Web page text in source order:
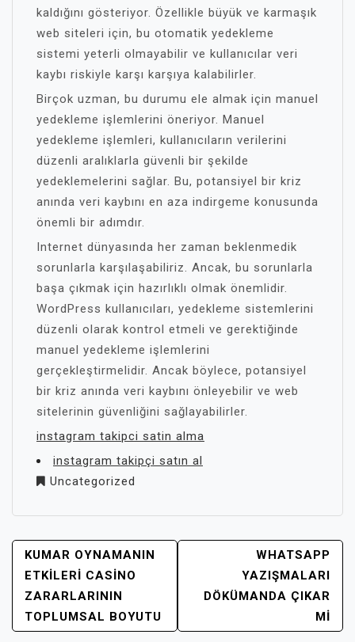
kaldığını gösteriyor. Özellikle büyük ve karmaşık
web siteleri için, bu otomatik yedekleme
sistemi yeterli olmayabilir ve kullanıcılar veri
kaybı riskiyle karşı karşıya kalabilirler.
Birçok uzman, bu durumu ele almak için manuel
yedekleme işlemlerini öneriyor. Manuel
yedekleme işlemleri, kullanıcıların verilerini
düzenli aralıklarla güvenli bir şekilde
yedeklemelerini sağlar. Bu, potansiyel bir kriz
anında veri kaybını en aza indirgeme konusunda
önemli bir adımdır.
Internet dünyasında her zaman beklenmedik
sorunlarla karşılaşabiliriz. Ancak, bu sorunlarla
başa çıkmak için hazırlıklı olmak önemlidir.
WordPress kullanıcıları, yedekleme sistemlerini
düzenli olarak kontrol etmeli ve gerektiğinde
manuel yedekleme işlemlerini
gerçekleştirmelidir. Ancak böylece, potansiyel
bir kriz anında veri kaybını önleyebilir ve web
sitelerinin güvenliğini sağlayabilirler.
instagram takipci satin alma
instagram takipçi satın al
Uncategorized
YAZI
GEZINMESI
KUMAR OYNAMANIN
ETKILERI CASINO
ZARARLARININ
TOPLUMSAL BOYUTU
WHATSAPP
YAZIŞMALARI
DÖKÜMANDA ÇIKAR
MI